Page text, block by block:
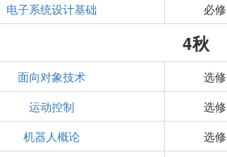
电子系统设计基础 必修
4秋
面向对象技术 选修
运动控制 选修
机器人概论 选修